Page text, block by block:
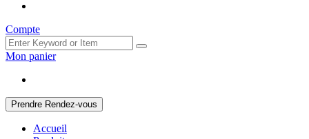
Compte
Mon panier
Prendre Rendez-vous
Accueil